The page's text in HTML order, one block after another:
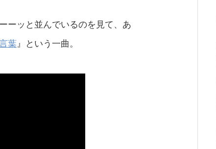
ーッと並んでいるのを見て、あ
葉』という一曲。